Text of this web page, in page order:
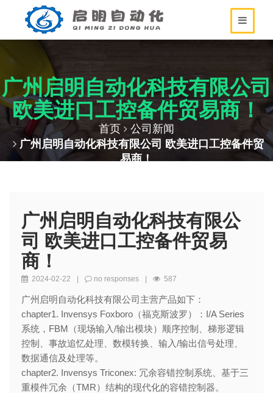
广州启明自动化科技有限公司
欧美进口工控备件贸易商！
首页
公司新闻
广州启明自动化科技有限公司 欧美进口工控备件贸
易商！
广州启明自动化科技有限公
司 欧美进口工控备件贸易
商！
2024-02-22 no responses 587
广州启明自动化科技有限公司主营产品如下：
chapter1. Invensys Foxboro（福克斯波罗）：I/A Series
系统，FBM（现场输入/输出模块）顺序控制、梯形逻辑
控制、事故追忆处理、数模转换、输入/输出信号处理、
数据通信及处理等。
chapter2. Invensys Triconex: 冗余容错控制系统、基于三
重模件冗余（TMR）结构的现代化的容错控制器。